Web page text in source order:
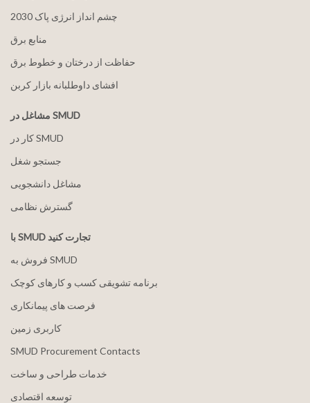
2030 چشم انداز انرژی پاک
منابع برق
حفاظت از درختان و خطوط برق
افشای داوطلبانه بازار کربن
مشاغل در SMUD
کار در SMUD
جستجو شغل
مشاغل دانشجویی
گسترش نظامی
با SMUD تجارت کنید
فروش به SMUD
برنامه تشویقی کسب و کارهای کوچک
فرصت های پیمانکاری
کاربری زمین
SMUD Procurement Contacts
خدمات طراحی و ساخت
توسعه اقتصادی